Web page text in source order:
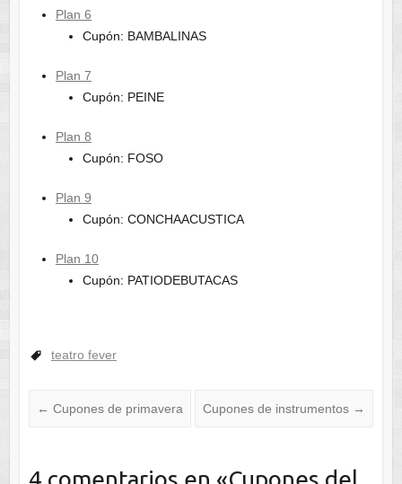
Plan 6
Cupón: BAMBALINAS
Plan 7
Cupón: PEINE
Plan 8
Cupón: FOSO
Plan 9
Cupón: CONCHAACUSTICA
Plan 10
Cupón: PATIODEBUTACAS
teatro fever
← Cupones de primavera Cupones de instrumentos →